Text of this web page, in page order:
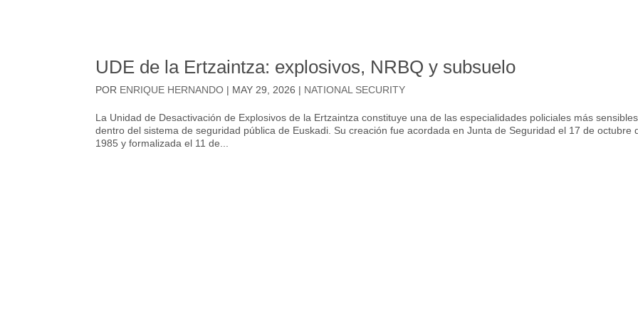
UDE de la Ertzaintza: explosivos, NRBQ y subsuelo
POR ENRIQUE HERNANDO | MAY 29, 2026 | NATIONAL SECURITY
La Unidad de Desactivación de Explosivos de la Ertzaintza constituye una de las especialidades policiales más sensibles
dentro del sistema de seguridad pública de Euskadi. Su creación fue acordada en Junta de Seguridad el 17 de octubre
1985 y formalizada el 11 de...